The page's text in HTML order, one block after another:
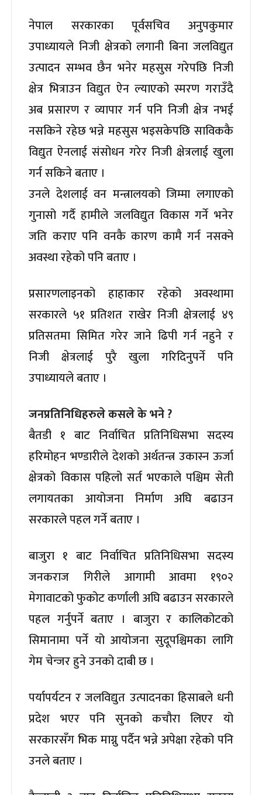
नेपाल सरकारका पूर्वसचिव अनुपकुमार
उपाध्यायले निजी क्षेत्रको लगानी बिना जलविद्युत
उत्पादन सम्भव छैन भनेर महसुस गरेपछि निजी
क्षेत्र भित्राउन विद्युत ऐन ल्याएको स्मरण गराउँदै
अब प्रसारण र व्यापार गर्न पनि निजी क्षेत्र नभई
नसकिने रहेछ भन्ने महसुस भइसकेपछि साविककै
विद्युत ऐनलाई संसोधन गरेर निजी क्षेत्रलाई खुला
गर्न सकिने बताए ।
उनले देशलाई वन मन्त्रालयको जिम्मा लगाएको
गुनासो गर्दै हामीले जलविद्युत विकास गर्ने भनेर
जति कराए पनि वनकै कारण कामै गर्न नसक्ने
अवस्था रहेको पनि बताए ।
प्रसारणलाइनको हाहाकार रहेको अवस्थामा
सरकारले ५१ प्रतिशत राखेर निजी क्षेत्रलाई ४९
प्रतिसतमा सिमित गरेर जाने ढिपी गर्न नहुने र
निजी क्षेत्रलाई पुरै खुला गरिदिनुपर्ने पनि
उपाध्यायले बताए ।
जनप्रतिनिधिहरुले कसले के भने ?
बैतडी १ बाट निर्वाचित प्रतिनिधिसभा सदस्य
हरिमोहन भण्डारीले देशको अर्थतन्त्र उकास्न ऊर्जा
क्षेत्रको विकास पहिलो सर्त भएकाले पश्चिम सेती
लगायतका आयोजना निर्माण अघि बढाउन
सरकारले पहल गर्ने बताए ।
बाजुरा १ बाट निर्वाचित प्रतिनिधिसभा सदस्य
जनकराज गिरीले आगामी आवमा १९०२
मेगावाटको फुकोट कर्णाली अघि बढाउन सरकारले
पहल गर्नुपर्ने बताए । बाजुरा र कालिकोटको
सिमानामा पर्ने यो आयोजना सुदूपश्चिमका लागि
गेम चेन्जर हुने उनको दाबी छ ।
पर्यापर्यटन र जलविद्युत उत्पादनका हिसाबले धनी
प्रदेश भएर पनि सुनको कचौरा लिएर यो
सरकारसँग भिक माग्नु पर्दैन भन्ने अपेक्षा रहेको पनि
उनले बताए ।